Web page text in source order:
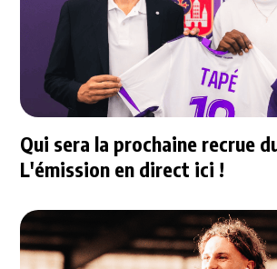
Qui sera la prochaine recrue
L'émission en direct ici !